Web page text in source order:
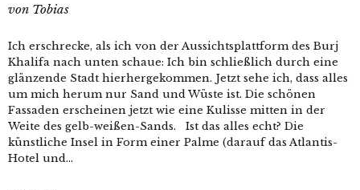
von Tobias
Ich erschrecke, als ich von der Aussichtsplattform des Burj
Khalifa nach unten schaue: Ich bin schließlich durch eine
glänzende Stadt hierhergekommen. Jetzt sehe ich, dass alles
um mich herum nur Sand und Wüste ist. Die schönen
Fassaden erscheinen jetzt wie eine Kulisse mitten in der
Weite des gelb-weißen-Sands. Ist das alles echt? Die
künstliche Insel in Form einer Palme (darauf das Atlantis-
Hotel und...